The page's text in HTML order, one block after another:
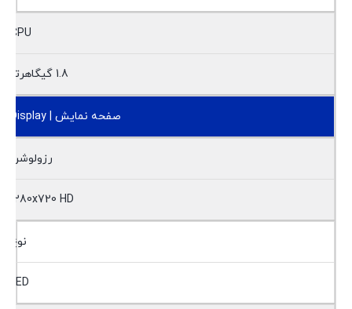
CPU
1.8 گیگاهرتز
صفحه نمایش | Display
رزولوشن
1280x720 HD
نوع
LED